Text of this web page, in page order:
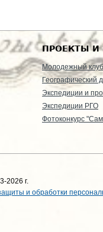
ПРОЕКТЫ И
Молодежный клуб
Географический
Экспедиции и
Экспедиции РГО
Фотоконкурс
2026 г.
и обработки